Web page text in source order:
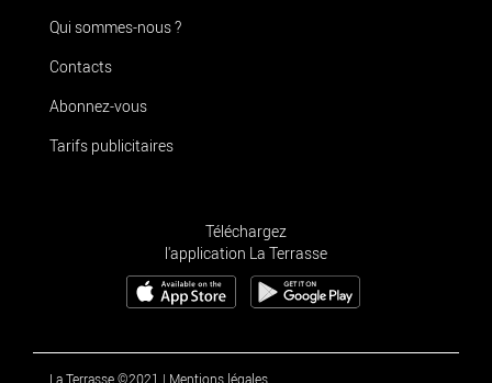
Qui sommes-nous ?
Contacts
Abonnez-vous
Tarifs publicitaires
Téléchargez
l'application La Terrasse
La Terrasse ©2021 | Mentions légales